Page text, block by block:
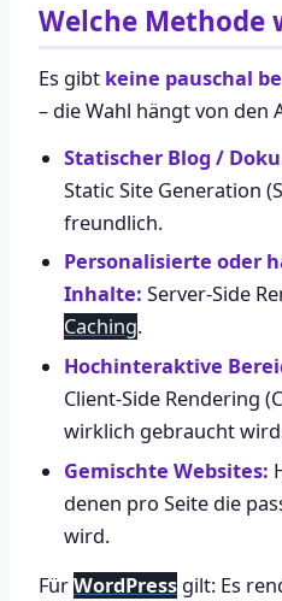
Welche Methode
Es gibt keine pauschal
– die Wahl hängt von den
Statischer Blog /
Static Site Generation
freundlich.
Personalisierte oder
Inhalte: Server-Side
Caching.
Hochinteraktive
Client-Side Rendering
wirklich gebraucht
Gemischte Websites:
denen pro Seite die
wird.
FürWordPress gilt: Es